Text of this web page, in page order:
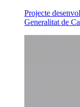
Projecte
Generalitat de